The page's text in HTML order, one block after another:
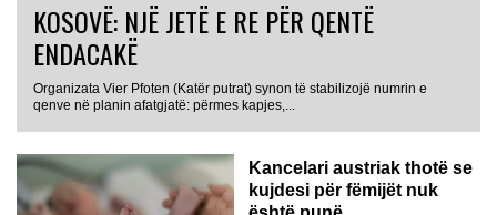
KOSOVË: NJË JETË E RE PËR QENTË
ENDACAKË
Organizata Vier Pfoten (Katër putrat) synon të stabilizojë numrin e
qenve në planin afatgjatë: përmes kapjes,...
Kancelari austriak thotë se
kujdesi për fëmijët nuk